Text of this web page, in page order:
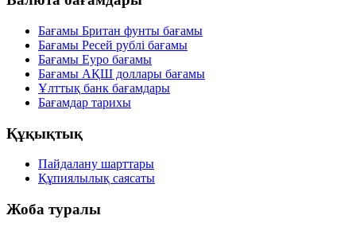
Бағамы Британ фунты бағамы
Бағамы Ресей рублі бағамы
Бағамы Еуро бағамы
Бағамы АҚШ доллары бағамы
Ұлттық банк бағамдары
Бағамдар тарихы
Құқықтық
Пайдалану шарттары
Құпиялылық саясаты
Жоба туралы